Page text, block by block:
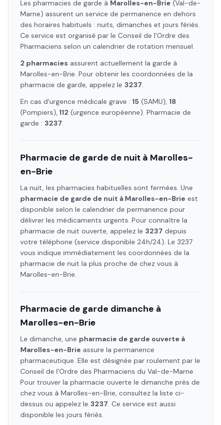
Les pharmacies de garde à Marolles-en-Brie (Val-de-
Marne) assurent un service de permanence en dehors
des horaires habituels : nuits, dimanches et jours fériés.
Ce service est organisé par le Conseil de l'Ordre des
Pharmaciens selon un calendrier de rotation mensuel.
2 pharmacies assurent actuellement la garde à
Marolles-en-Brie. Pour obtenir les coordonnées de la
pharmacie de garde, appelez le 3237.
En cas d'urgence médicale grave : 15 (SAMU), 18
(Pompiers), 112 (urgence européenne). Pharmacie de
garde : 3237.
Pharmacie de garde de nuit à Marolles-
en-Brie
La nuit, les pharmacies habituelles sont fermées. Une
pharmacie de garde de nuit à Marolles-en-Brie est
disponible selon le calendrier de permanence pour
délivrer les médicaments urgents. Pour connaître la
pharmacie de nuit ouverte, appelez le 3237 depuis
votre téléphone (service disponible 24h/24). Le 3237
vous indique immédiatement les coordonnées de la
pharmacie de nuit la plus proche de chez vous à
Marolles-en-Brie.
Pharmacie de garde dimanche à
Marolles-en-Brie
Le dimanche, une pharmacie de garde ouverte à
Marolles-en-Brie assure la permanence
pharmaceutique. Elle est désignée par roulement par le
Conseil de l'Ordre des Pharmaciens du Val-de-Marne.
Pour trouver la pharmacie ouverte le dimanche près de
chez vous à Marolles-en-Brie, consultez la liste ci-
dessus ou appelez le 3237. Ce service est aussi
disponible les jours fériés.